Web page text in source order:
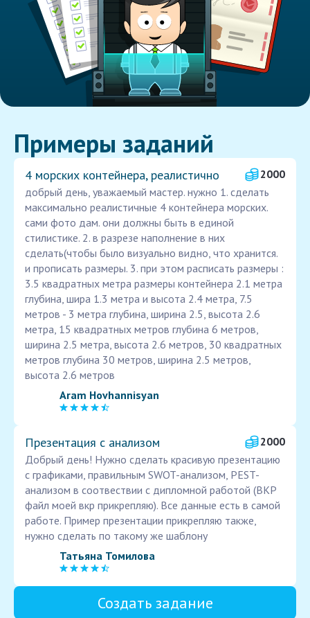
Примеры заданий
4 морских контейнера, реалистично
2000
добрый день, уважаемый мастер. нужно 1. сделать
максимально реалистичные 4 контейнера морских.
сами фото дам. они должны быть в единой
стилистике. 2. в разрезе наполнение в них
сделать(чтобы было визуально видно, что хранится.
и прописать размеры. 3. при этом расписать размеры :
3.5 квадратных метра размеры контейнера 2.1 метра
глубина, шира 1.3 метра и высота 2.4 метра, 7.5
метров - 3 метра глубина, ширина 2.5, высота 2.6
метра, 15 квадратных метров глубина 6 метров,
ширина 2.5 метра, высота 2.6 метров, 30 квадратных
метров глубина 30 метров, ширина 2.5 метров,
высота 2.6 метров
Aram Hovhannisyan
Презентация с анализом
2000
Добрый день! Нужно сделать красивую презентацию
с графиками, правильным SWOT-анализом, PEST-
анализом в соотвествии с дипломной работой (ВКР
файл моей вкр прикрепляю). Все данные есть в самой
работе. Пример презентации прикрепляю также,
нужно сделать по такому же шаблону
Татьяна Томилова
Создать задание